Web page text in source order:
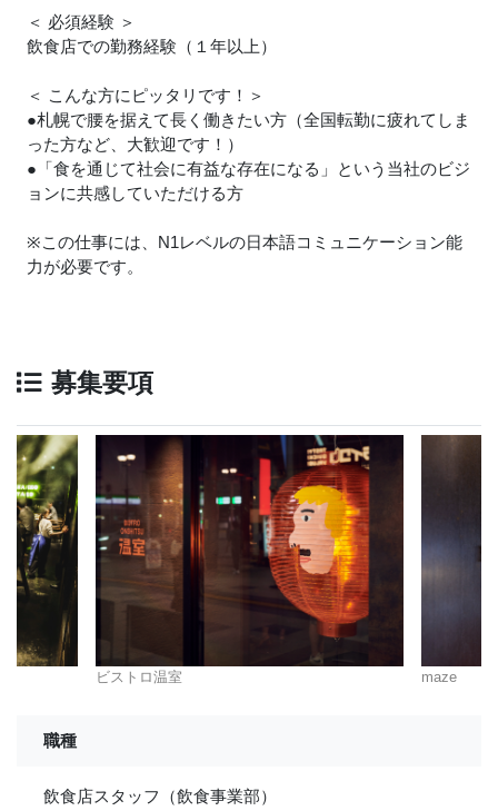
＜ 必須経験 ＞
飲食店での勤務経験（１年以上）
＜ こんな方にピッタリです！＞
●札幌で腰を据えて長く働きたい方（全国転勤に疲れてしま
った方など、大歓迎です！）
●「食を通じて社会に有益な存在になる」という当社のビジ
ョンに共感していただける方
※この仕事には、N1レベルの日本語コミュニケーション能
力が必要です。
募集要項
ビストロ温室 maze
職種
飲食店スタッフ（飲食事業部）